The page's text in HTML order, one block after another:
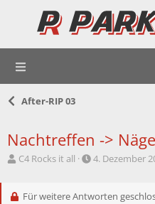
After-RIP 03
Nachtreffen ->
E
t
C4 Rocks it all
E
t
4. Dezember
Für weitere Antworten